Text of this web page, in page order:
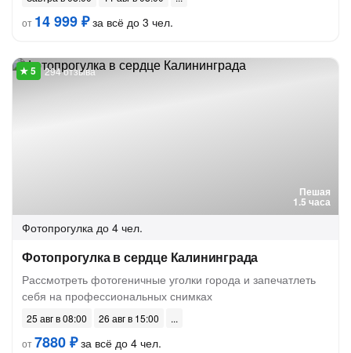
от 14 999 ₽за всё до 3 чел.
Пешая
1.5 часа
294 отзыва
Фотопрогулка до 4 чел.
Фотопрогулка в сердце Калининграда
Рассмотреть фотогеничные уголки города и запечатлеть
себя на профессиональных снимках
25 авг в 08:00
26 авг в 15:00
от7880 ₽за всё до 4 чел.